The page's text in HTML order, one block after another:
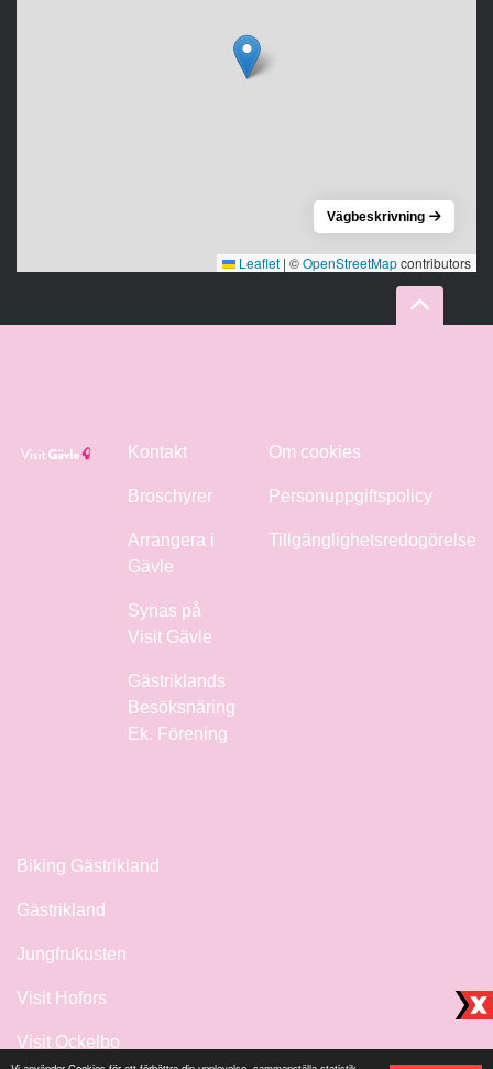
Leaflet | ©OpenStreetMapcontributors
Vägbeskrivning
Kontakt
Broschyrer
Arrangera i
Gävle
Synas på
Visit Gävle
Gästriklands
Besöksnäring
Ek. Förening
Om cookies
Personuppgiftspolicy
Tillgänglighetsredogörelse
Biking Gästrikland
Gästrikland
Jungfrukusten
Visit Hofors
Visit Ockelbo